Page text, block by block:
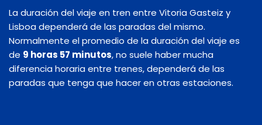
La duración del viaje en tren entre Vitoria Gasteiz y
Lisboa dependerá de las paradas del mismo.
Normalmente el promedio de la duración del viaje es
de 9 horas 57 minutos, no suele haber mucha
diferencia horaria entre trenes, dependerá de las
paradas que tenga que hacer en otras estaciones.